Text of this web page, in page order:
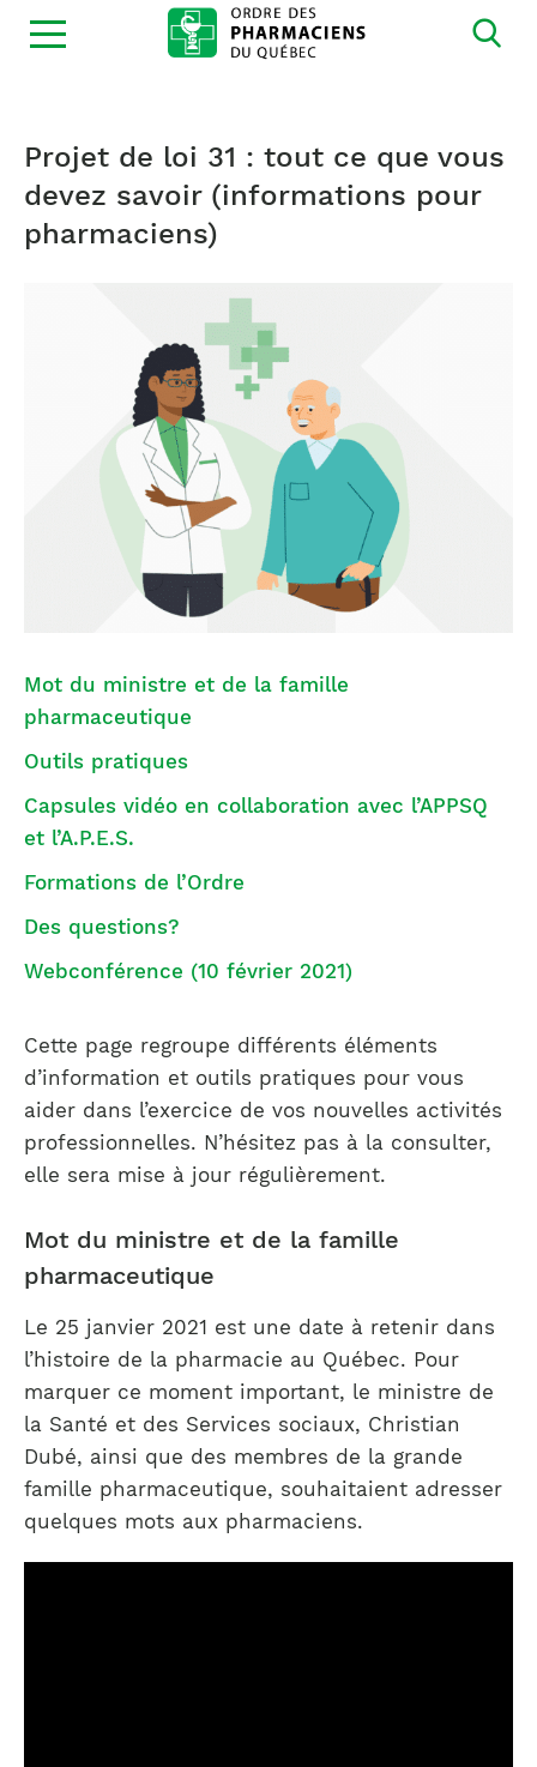
Ouvrir
la
Projet de loi 31 : tout ce que vous
devez savoir (informations pour
pharmaciens)
Mot du ministre et de la famille
pharmaceutique
Outils pratiques
Capsules vidéo en collaboration avec l’APPSQ
et l’A.P.E.S.
Formations de l’Ordre
Des questions?
Webconférence (10 février 2021)
Cette page regroupe différents éléments
d’information et outils pratiques pour vous
aider dans l’exercice de vos nouvelles activités
professionnelles. N’hésitez pas à la consulter,
elle sera mise à jour régulièrement.
Mot du ministre et de la famille
pharmaceutique
Le 25 janvier 2021 est une date à retenir dans
l’histoire de la pharmacie au Québec. Pour
marquer ce moment important, le ministre de
la Santé et des Services sociaux, Christian
Dubé, ainsi que des membres de la grande
famille pharmaceutique, souhaitaient adresser
quelques mots aux pharmaciens.